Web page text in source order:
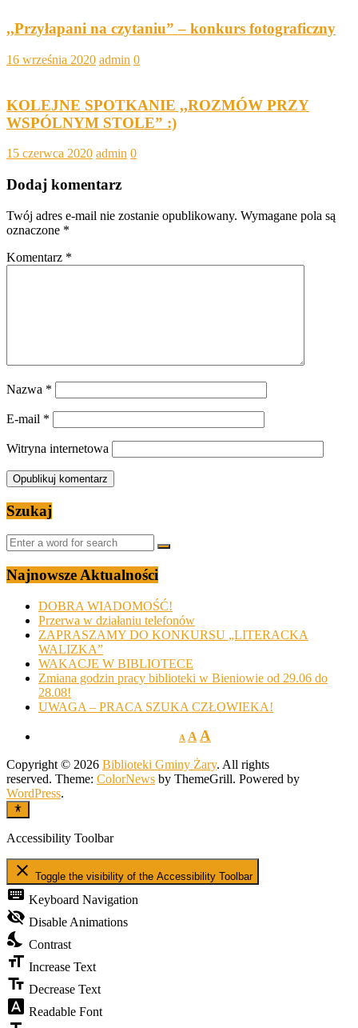
,,Przyłapani na czytaniu” – konkurs fotograficzny
16 września 2020 admin 0
KOLEJNE SPOTKANIE ,,ROZMÓW PRZY
WSPÓLNYM STOLE” :)
15 czerwca 2020 admin 0
Dodaj komentarz
Twój adres e-mail nie zostanie opublikowany. Wymagane pola są
oznaczone *
Komentarz *
Nazwa *
E-mail *
Witryna internetowa
Szukaj
Najnowsze Aktualności
DOBRA WIADOMOŚĆ!
Przerwa w działaniu telefonów
ZAPRASZAMY DO KONKURSU „LITERACKA
WALIZKA”
WAKACJE W BIBLIOTECE
Zmiana godzin pracy biblioteki w Bieniowie od 29.06 do
28.08!
UWAGA – PRACA SZUKA CZŁOWIEKA!
A A A
Copyright © 2026 Biblioteki Gminy Żary. All rights
reserved. Theme: ColorNews by ThemeGrill. Powered by
WordPress.
Accessibility Toolbar
close Toggle the visibility of the Accessibility Toolbar
keyboard Keyboard Navigation
visibility_off Disable Animations
nights_stay Contrast
format_size Increase Text
text_fields Decrease Text
font_download Readable Font